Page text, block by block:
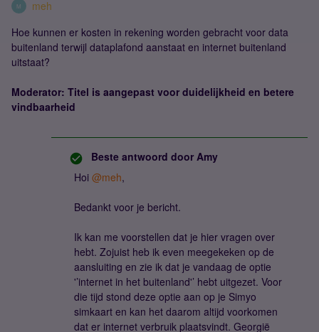
M
meh
Hoe kunnen er kosten in rekening worden gebracht voor data
buitenland terwijl dataplafond aanstaat en internet buitenland
uitstaat?
Moderator: Titel is aangepast voor duidelijkheid en betere
vindbaarheid
Beste antwoord door Amy
Hoi ​ @meh,
Bedankt voor je bericht.
Ik kan me voorstellen dat je hier vragen over
hebt. Zojuist heb ik even meegekeken op de
aansluiting en zie ik dat je vandaag de optie
'’internet in het buitenland'’ hebt uitgezet. Voor
die tijd stond deze optie aan op je Simyo
simkaart en kan het daarom altijd voorkomen
dat er internet verbruik plaatsvindt. Georgië